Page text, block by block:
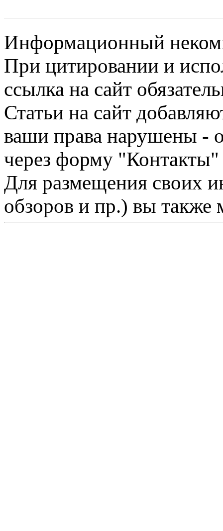
Информационный
При цитировании и
ссылка на сайт
Статьи на сайт
ваши права нарушены -
через форму "Контакты"
Для размещения своих
обзоров и пр.) вы также